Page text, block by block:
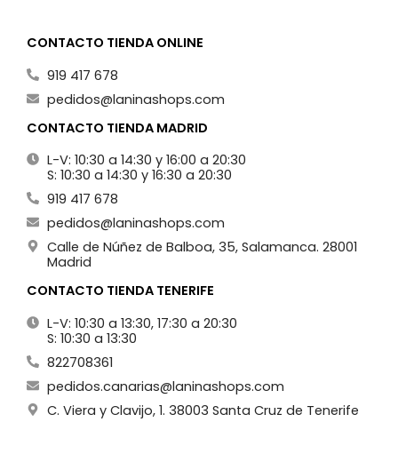
CONTACTO TIENDA ONLINE
919 417 678
pedidos@laninashops.com
CONTACTO TIENDA MADRID
L-V: 10:30 a 14:30 y 16:00 a 20:30
S: 10:30 a 14:30 y 16:30 a 20:30
919 417 678
pedidos@laninashops.com
Calle de Núñez de Balboa, 35, Salamanca. 28001
Madrid
CONTACTO TIENDA TENERIFE
L-V: 10:30 a 13:30, 17:30 a 20:30
S: 10:30 a 13:30
822708361
pedidos.canarias@laninashops.com
C. Viera y Clavijo, 1. 38003 Santa Cruz de Tenerife